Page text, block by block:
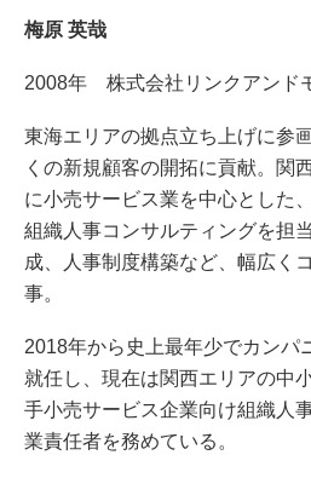
梅原 英哉
2008年 株式会社リンクアンド
東海エリアの拠点立ち上げに参
くの新規顧客の開拓に貢献。関
に小売サービス業を中心とした
組織人事コンサルティングを担
成、人事制度構築など、幅広く
事。
2018年から史上最年少でカンパ
就任し、現在は関西エリアの中
手小売サービス企業向け組織人
業責任者を務めている。